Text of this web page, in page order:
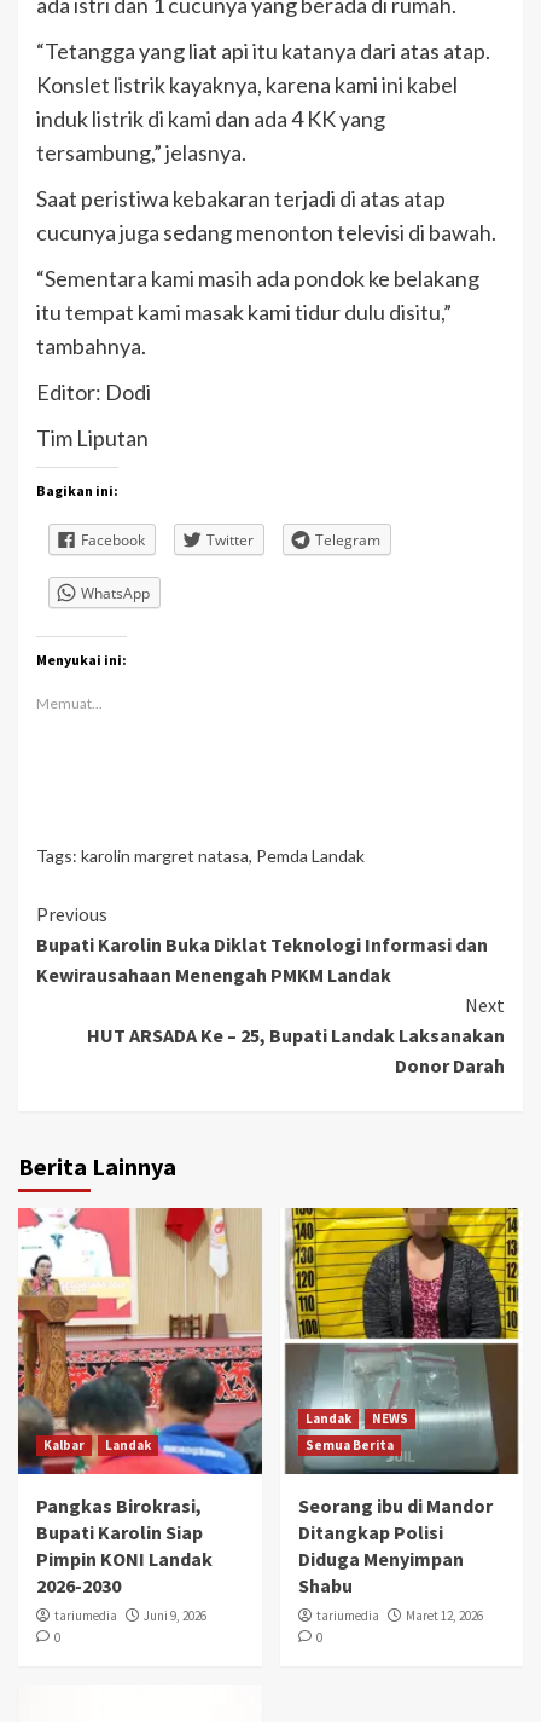
ada istri dan 1 cucunya yang berada di rumah.
“Tetangga yang liat api itu katanya dari atas atap.
Konslet listrik kayaknya, karena kami ini kabel
induk listrik di kami dan ada 4 KK yang
tersambung,” jelasnya.
Saat peristiwa kebakaran terjadi di atas atap
cucunya juga sedang menonton televisi di bawah.
“Sementara kami masih ada pondok ke belakang
itu tempat kami masak kami tidur dulu disitu,”
tambahnya.
Editor: Dodi
Tim Liputan
Bagikan ini:
Facebook Twitter Telegram
WhatsApp
Menyukai ini:
Memuat...
Tags: karolin margret natasa, Pemda Landak
Continue
Reading
Previous
Bupati Karolin Buka Diklat Teknologi Informasi dan
Kewirausahaan Menengah PMKM Landak
Next
HUT ARSADA Ke – 25, Bupati Landak Laksanakan
Donor Darah
Berita Lainnya
Kalbar Landak
Pangkas Birokrasi,
Bupati Karolin Siap
Pimpin KONI Landak
2026-2030
tariumedia
Juni 9, 2026
0
Landak
NEWS
Semua Berita
Seorang ibu di Mandor
Ditangkap Polisi
Diduga Menyimpan
Shabu
tariumedia
Maret 12, 2026
0